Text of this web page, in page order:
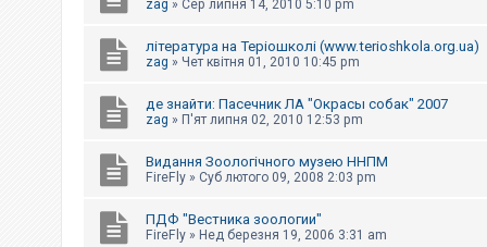
zag » Сер липня 14, 2010 5:10 pm
література на Теріошколі (www.terioshkola.org.ua)
zag » Чет квітня 01, 2010 10:45 pm
де знайти: Пасечник ЛА "Окрасы собак" 2007
zag » П'ят липня 02, 2010 12:53 pm
Видання Зоологічного музею ННПМ
FireFly » Суб лютого 09, 2008 2:03 pm
ПДФ "Вестника зоологии"
FireFly » Нед березня 19, 2006 3:31 am